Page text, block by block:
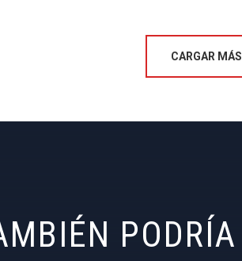
CARGAR
PODRÍA